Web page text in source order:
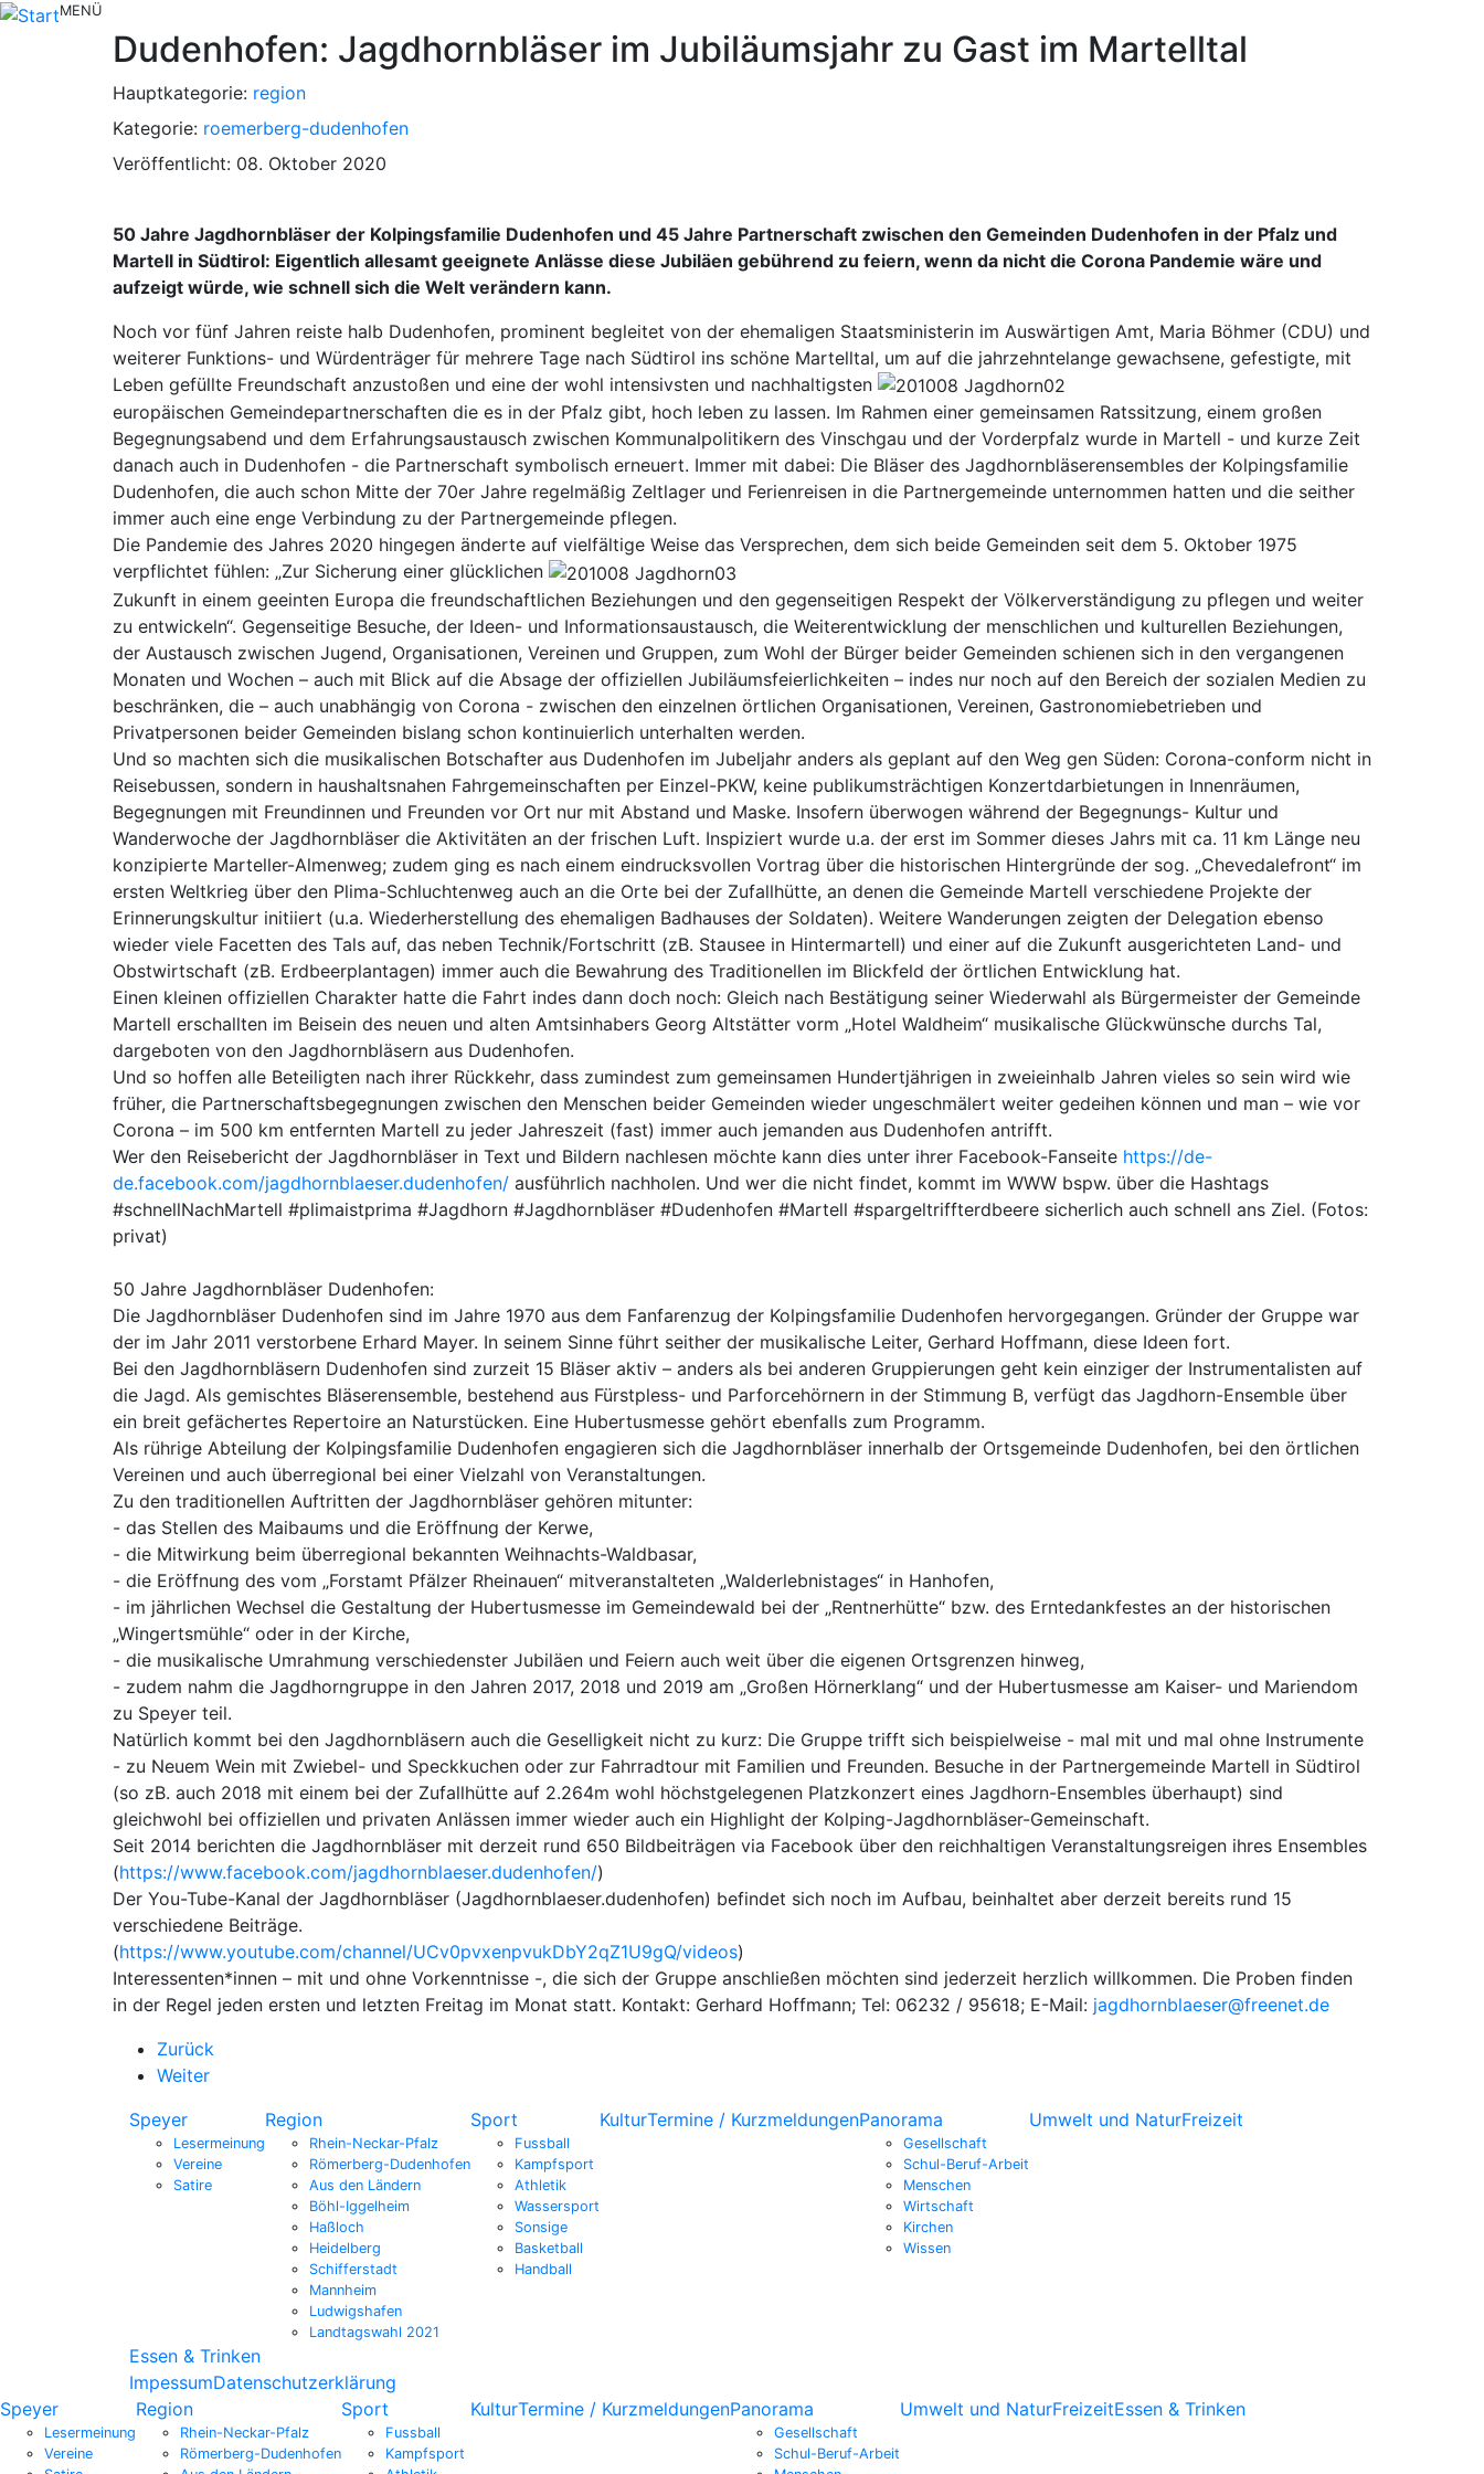
MENÜ
Dudenhofen: Jagdhornbläser im Jubiläumsjahr zu Gast im Martelltal
Hauptkategorie: region
Kategorie: roemerberg-dudenhofen
Veröffentlicht: 08. Oktober 2020
50 Jahre Jagdhornbläser der Kolpingsfamilie Dudenhofen und 45 Jahre Partnerschaft zwischen den Gemeinden Dudenhofen in der Pfalz und
Martell in Südtirol: Eigentlich allesamt geeignete Anlässe diese Jubiläen gebührend zu feiern, wenn da nicht die Corona Pandemie wäre und
aufzeigt würde, wie schnell sich die Welt verändern kann.
Noch vor fünf Jahren reiste halb Dudenhofen, prominent begleitet von der ehemaligen Staatsministerin im Auswärtigen Amt, Maria Böhmer (CDU) und
weiterer Funktions- und Würdenträger für mehrere Tage nach Südtirol ins schöne Martelltal, um auf die jahrzehntelange gewachsene, gefestigte, mit
Leben gefüllte Freundschaft anzustoßen und eine der wohl intensivsten und nachhaltigsten
europäischen Gemeindepartnerschaften die es in der Pfalz gibt, hoch leben zu lassen. Im Rahmen einer gemeinsamen Ratssitzung, einem großen
Begegnungsabend und dem Erfahrungsaustausch zwischen Kommunalpolitikern des Vinschgau und der Vorderpfalz wurde in Martell - und kurze Zeit
danach auch in Dudenhofen - die Partnerschaft symbolisch erneuert. Immer mit dabei: Die Bläser des Jagdhornbläserensembles der Kolpingsfamilie
Dudenhofen, die auch schon Mitte der 70er Jahre regelmäßig Zeltlager und Ferienreisen in die Partnergemeinde unternommen hatten und die seither
immer auch eine enge Verbindung zu der Partnergemeinde pflegen.
Die Pandemie des Jahres 2020 hingegen änderte auf vielfältige Weise das Versprechen, dem sich beide Gemeinden seit dem 5. Oktober 1975
verpflichtet fühlen: „Zur Sicherung einer glücklichen
Zukunft in einem geeinten Europa die freundschaftlichen Beziehungen und den gegenseitigen Respekt der Völkerverständigung zu pflegen und weiter
zu entwickeln“. Gegenseitige Besuche, der Ideen- und Informationsaustausch, die Weiterentwicklung der menschlichen und kulturellen Beziehungen,
der Austausch zwischen Jugend, Organisationen, Vereinen und Gruppen, zum Wohl der Bürger beider Gemeinden schienen sich in den vergangenen
Monaten und Wochen – auch mit Blick auf die Absage der offiziellen Jubiläumsfeierlichkeiten – indes nur noch auf den Bereich der sozialen Medien zu
beschränken, die – auch unabhängig von Corona - zwischen den einzelnen örtlichen Organisationen, Vereinen, Gastronomiebetrieben und
Privatpersonen beider Gemeinden bislang schon kontinuierlich unterhalten werden.
Und so machten sich die musikalischen Botschafter aus Dudenhofen im Jubeljahr anders als geplant auf den Weg gen Süden: Corona-conform nicht in
Reisebussen, sondern in haushaltsnahen Fahrgemeinschaften per Einzel-PKW, keine publikumsträchtigen Konzertdarbietungen in Innenräumen,
Begegnungen mit Freundinnen und Freunden vor Ort nur mit Abstand und Maske. Insofern überwogen während der Begegnungs- Kultur und
Wanderwoche der Jagdhornbläser die Aktivitäten an der frischen Luft. Inspiziert wurde u.a. der erst im Sommer dieses Jahrs mit ca. 11 km Länge neu
konzipierte Marteller-Almenweg; zudem ging es nach einem eindrucksvollen Vortrag über die historischen Hintergründe der sog. „Chevedalefront“ im
ersten Weltkrieg über den Plima-Schluchtenweg auch an die Orte bei der Zufallhütte, an denen die Gemeinde Martell verschiedene Projekte der
Erinnerungskultur initiiert (u.a. Wiederherstellung des ehemaligen Badhauses der Soldaten). Weitere Wanderungen zeigten der Delegation ebenso
wieder viele Facetten des Tals auf, das neben Technik/Fortschritt (zB. Stausee in Hintermartell) und einer auf die Zukunft ausgerichteten Land- und
Obstwirtschaft (zB. Erdbeerplantagen) immer auch die Bewahrung des Traditionellen im Blickfeld der örtlichen Entwicklung hat.
Einen kleinen offiziellen Charakter hatte die Fahrt indes dann doch noch: Gleich nach Bestätigung seiner Wiederwahl als Bürgermeister der Gemeinde
Martell erschallten im Beisein des neuen und alten Amtsinhabers Georg Altstätter vorm „Hotel Waldheim“ musikalische Glückwünsche durchs Tal,
dargeboten von den Jagdhornbläsern aus Dudenhofen.
Und so hoffen alle Beteiligten nach ihrer Rückkehr, dass zumindest zum gemeinsamen Hundertjährigen in zweieinhalb Jahren vieles so sein wird wie
früher, die Partnerschaftsbegegnungen zwischen den Menschen beider Gemeinden wieder ungeschmälert weiter gedeihen können und man – wie vor
Corona – im 500 km entfernten Martell zu jeder Jahreszeit (fast) immer auch jemanden aus Dudenhofen antrifft.
Wer den Reisebericht der Jagdhornbläser in Text und Bildern nachlesen möchte kann dies unter ihrer Facebook-Fanseite https://de-
de.facebook.com/jagdhornblaeser.dudenhofen/ ausführlich nachholen. Und wer die nicht findet, kommt im WWW bspw. über die Hashtags
#schnellNachMartell #plimaistprima #Jagdhorn #Jagdhornbläser #Dudenhofen #Martell #spargeltriffterdbeere sicherlich auch schnell ans Ziel. (Fotos:
privat)
50 Jahre Jagdhornbläser Dudenhofen:
Die Jagdhornbläser Dudenhofen sind im Jahre 1970 aus dem Fanfarenzug der Kolpingsfamilie Dudenhofen hervorgegangen. Gründer der Gruppe war
der im Jahr 2011 verstorbene Erhard Mayer. In seinem Sinne führt seither der musikalische Leiter, Gerhard Hoffmann, diese Ideen fort.
Bei den Jagdhornbläsern Dudenhofen sind zurzeit 15 Bläser aktiv – anders als bei anderen Gruppierungen geht kein einziger der Instrumentalisten auf
die Jagd. Als gemischtes Bläserensemble, bestehend aus Fürstpless- und Parforcehörnern in der Stimmung B, verfügt das Jagdhorn-Ensemble über
ein breit gefächertes Repertoire an Naturstücken. Eine Hubertusmesse gehört ebenfalls zum Programm.
Als rührige Abteilung der Kolpingsfamilie Dudenhofen engagieren sich die Jagdhornbläser innerhalb der Ortsgemeinde Dudenhofen, bei den örtlichen
Vereinen und auch überregional bei einer Vielzahl von Veranstaltungen.
Zu den traditionellen Auftritten der Jagdhornbläser gehören mitunter:
- das Stellen des Maibaums und die Eröffnung der Kerwe,
- die Mitwirkung beim überregional bekannten Weihnachts-Waldbasar,
- die Eröffnung des vom „Forstamt Pfälzer Rheinauen“ mitveranstalteten „Walderlebnistages“ in Hanhofen,
- im jährlichen Wechsel die Gestaltung der Hubertusmesse im Gemeindewald bei der „Rentnerhütte“ bzw. des Erntedankfestes an der historischen
„Wingertsmühle“ oder in der Kirche,
- die musikalische Umrahmung verschiedenster Jubiläen und Feiern auch weit über die eigenen Ortsgrenzen hinweg,
- zudem nahm die Jagdhorngruppe in den Jahren 2017, 2018 und 2019 am „Großen Hörnerklang“ und der Hubertusmesse am Kaiser- und Mariendom
zu Speyer teil.
Natürlich kommt bei den Jagdhornbläsern auch die Geselligkeit nicht zu kurz: Die Gruppe trifft sich beispielweise - mal mit und mal ohne Instrumente
- zu Neuem Wein mit Zwiebel- und Speckkuchen oder zur Fahrradtour mit Familien und Freunden. Besuche in der Partnergemeinde Martell in Südtirol
(so zB. auch 2018 mit einem bei der Zufallhütte auf 2.264m wohl höchstgelegenen Platzkonzert eines Jagdhorn-Ensembles überhaupt) sind
gleichwohl bei offiziellen und privaten Anlässen immer wieder auch ein Highlight der Kolping-Jagdhornbläser-Gemeinschaft.
Seit 2014 berichten die Jagdhornbläser mit derzeit rund 650 Bildbeiträgen via Facebook über den reichhaltigen Veranstaltungsreigen ihres Ensembles
(https://www.facebook.com/jagdhornblaeser.dudenhofen/)
Der You-Tube-Kanal der Jagdhornbläser (Jagdhornblaeser.dudenhofen) befindet sich noch im Aufbau, beinhaltet aber derzeit bereits rund 15
verschiedene Beiträge.
(https://www.youtube.com/channel/UCv0pvxenpvukDbY2qZ1U9gQ/videos)
Interessenten*innen – mit und ohne Vorkenntnisse -, die sich der Gruppe anschließen möchten sind jederzeit herzlich willkommen. Die Proben finden
in der Regel jeden ersten und letzten Freitag im Monat statt. Kontakt: Gerhard Hoffmann; Tel: 06232 / 95618; E-Mail: jagdhornblaeser@freenet.de
Zurück
Weiter
Speyer
Lesermeinung
Vereine
Satire
Region
Rhein-Neckar-Pfalz
Römerberg-Dudenhofen
Aus den Ländern
Böhl-Iggelheim
Haßloch
Heidelberg
Schifferstadt
Mannheim
Ludwigshafen
Landtagswahl 2021
Sport
Fussball
Kampfsport
Athletik
Wassersport
Sonsige
Basketball
Handball
KulturTermine / KurzmeldungenPanorama
Gesellschaft
Schul-Beruf-Arbeit
Menschen
Wirtschaft
Kirchen
Wissen
Umwelt und NaturFreizeit
Essen & Trinken
ImpessumDatenschutzerklärung
Speyer
Lesermeinung
Vereine
Region
Rhein-Neckar-Pfalz
Römerberg-Dudenhofen
Sport
Fussball
Kampfsport
KulturTermine / KurzmeldungenPanorama
Gesellschaft
Schul-Beruf-Arbeit
Umwelt und NaturFreizeitEssen & Trinken